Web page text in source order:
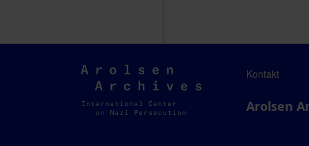
Arolsen
Archives
Kontakt
Arolsen